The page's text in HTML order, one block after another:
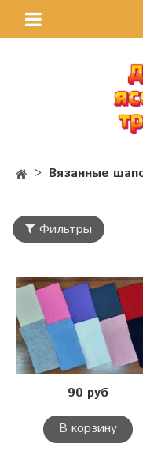
Вязанные
Фильтры
90 руб
В корзину